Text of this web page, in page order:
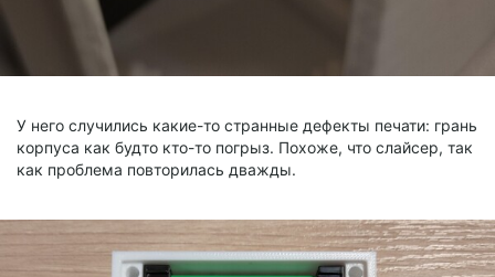
У него случились какие-то странные дефекты печати: грань
корпуса как будто кто-то погрыз. Похоже, что слайсер, так
как проблема повторилась дважды.